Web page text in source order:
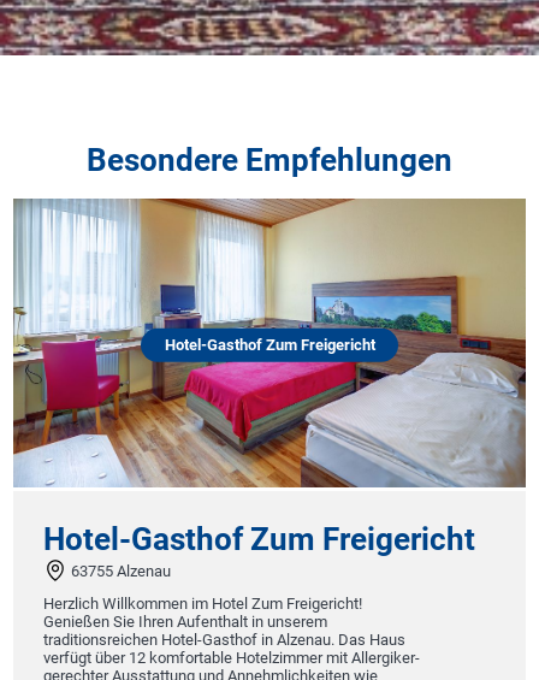
Besondere Empfehlungen
Hotel-Gasthof Zum Freigericht
Hotel-Gasthof Zum Freigericht
63755 Alzenau
Herzlich Willkommen im Hotel Zum Freigericht!
Genießen Sie Ihren Aufenthalt in unserem
traditionsreichen Hotel-Gasthof in Alzenau. Das Haus
verfügt über 12 komfortable Hotelzimmer mit Allergiker-
gerechter Ausstattung und Annehmlichkeiten wie